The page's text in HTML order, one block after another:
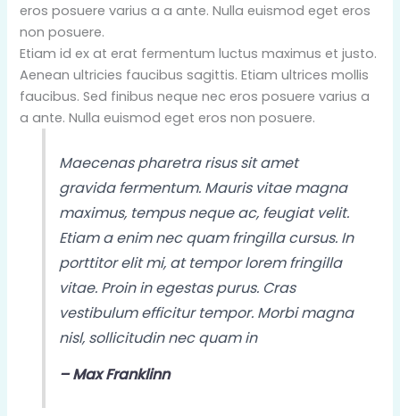
eros posuere varius a a ante. Nulla euismod eget eros
non posuere.
Etiam id ex at erat fermentum luctus maximus et justo.
Aenean ultricies faucibus sagittis. Etiam ultrices mollis
faucibus. Sed finibus neque nec eros posuere varius a
a ante. Nulla euismod eget eros non posuere.
Maecenas pharetra risus sit amet
gravida fermentum. Mauris vitae magna
maximus, tempus neque ac, feugiat velit.
Etiam a enim nec quam fringilla cursus. In
porttitor elit mi, at tempor lorem fringilla
vitae. Proin in egestas purus. Cras
vestibulum efficitur tempor. Morbi magna
nisl, sollicitudin nec quam in
– Max Franklinn